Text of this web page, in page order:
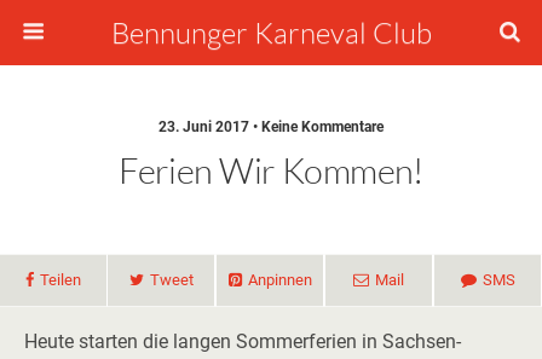
Bennunger Karneval Club
23. Juni 2017 • Keine Kommentare
Ferien Wir Kommen!
Teilen Tweet Anpinnen Mail SMS
Heute starten die langen Sommerferien in Sachsen-